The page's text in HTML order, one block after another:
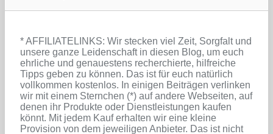
* AFFILIATELINKS: Wir stecken viel Zeit, Sorgfalt und
unsere ganze Leidenschaft in diesen Blog, um euch
ehrliche und genauestens recherchierte, hilfreiche
Tipps geben zu können. Das ist für euch natürlich
vollkommen kostenlos. In einigen Beiträgen verlinken
wir mit einem Sternchen (*) auf andere Webseiten, auf
denen ihr Produkte oder Dienstleistungen kaufen
könnt. Mit jedem Kauf erhalten wir eine kleine
Provision von dem jeweiligen Anbieter. Das ist nicht